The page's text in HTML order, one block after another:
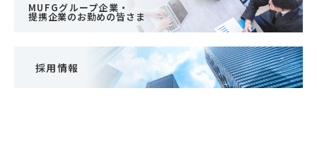
MUFGグループ企業・
提携企業のお勤めの皆さま
採用情報